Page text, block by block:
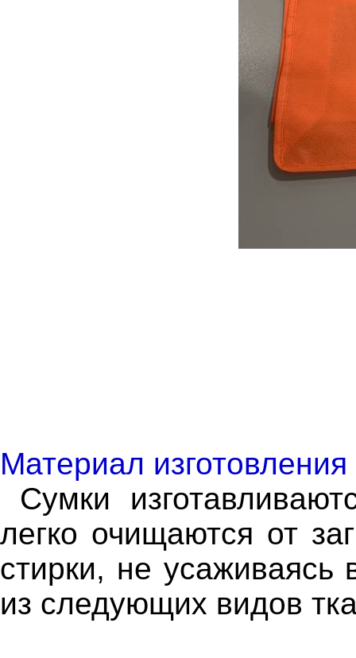
Материал изготовления
Сумки
легко очищаются от
стирки, не
из следующих видов